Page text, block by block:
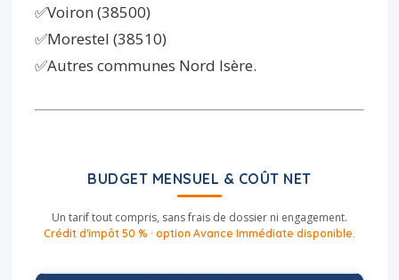
✅Voiron (38500)
✅Morestel (38510)
✅Autres communes Nord Isère.
BUDGET MENSUEL & COÛT NET
Un tarif tout compris, sans frais de dossier ni engagement.
Crédit d'impôt 50 % · option Avance Immédiate disponible.